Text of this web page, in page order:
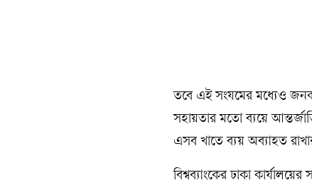
তবে এই সংযমের মধ্যেও
সহায়তার মতো ব্যয়ে
এসব খাতে ব্যয় অব্যাহত
বিশ্বব্যাংকের ঢাকা